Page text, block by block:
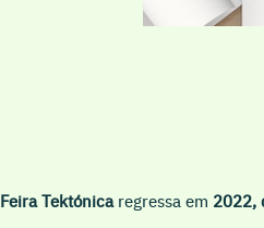
Feira Tektónicaregressa em 2022,